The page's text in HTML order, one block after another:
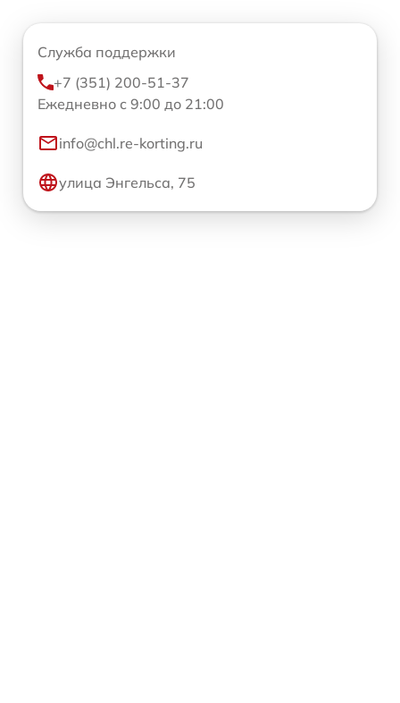
Служба поддержки
+7 (351) 200-51-37
Ежедневно с 9:00 до 21:00
info@chl.re-korting.ru
улица Энгельса, 75